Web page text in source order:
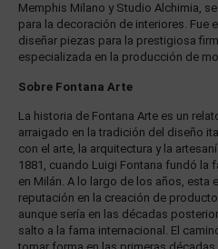
Memphis Milano y Studio Alchimia,
para la decoración de interiores. Fue
diseñar piezas para la prestigiosa
especializada en la producción de
Sobre Fontana Arte
La historia de Fontana Arte es un
arraigado en la tradición del diseño
con el arte, la arquitectura y la
1881, cuando Luigi Fontana fundó la
en Milán. A lo largo de los años,
reputación en la creación de
aunque sería en las décadas
salto a la fama internacional. El